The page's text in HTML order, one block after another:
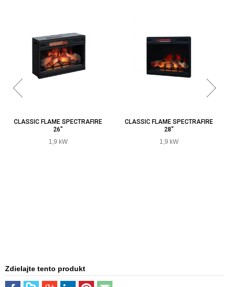
CLASSIC FLAME SPECTRAFIRE
26"
1,9 kW
CLASSIC FLAME SPECTRAFIRE
28"
1,9 kW
Zdielajte tento produkt